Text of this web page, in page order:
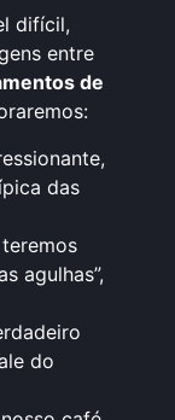
difícil,
entre
de
das
agulhas”,
do